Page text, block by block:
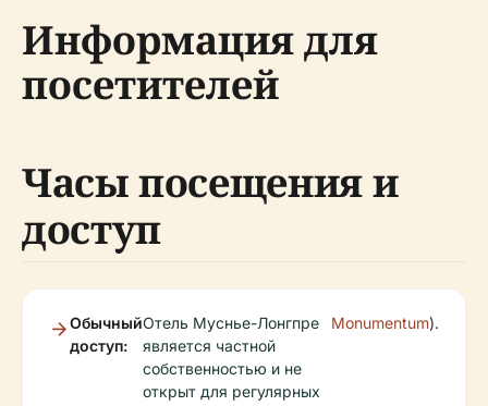
Информация для
посетителей
Часы посещения и
доступ
Обычный
доступ:
Отель Муснье-Лонгпре
является частной
собственностью и не
открыт для регулярных
Monumentum).